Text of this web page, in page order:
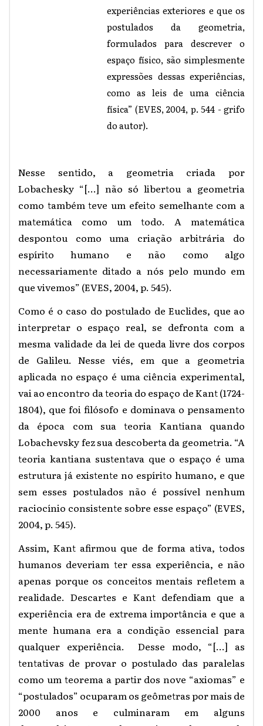
experiências exteriores e que os
postulados da geometria,
formulados para descrever o
espaço físico, são simplesmente
expressões dessas experiências,
como as leis de uma ciência
física” (EVES, 2004, p. 544 - grifo
do autor).
Nesse sentido, a geometria criada por
Lobachesky “[...] não só libertou a geometria
como também teve um efeito semelhante com a
matemática como um todo. A matemática
despontou como uma criação arbitrária do
espírito humano e não como algo
necessariamente ditado a nós pelo mundo em
que vivemos” (EVES, 2004, p. 545).
Como é o caso do postulado de Euclides, que ao
interpretar o espaço real, se defronta com a
mesma validade da lei de queda livre dos corpos
de Galileu. Nesse viés, em que a geometria
aplicada no espaço é uma ciência experimental,
vai ao encontro da teoria do espaço de Kant (1724-
1804), que foi filósofo e dominava o pensamento
da época com sua teoria Kantiana quando
Lobachevsky fez sua descoberta da geometria. “A
teoria kantiana sustentava que o espaço é uma
estrutura já existente no espírito humano, e que
sem esses postulados não é possível nenhum
raciocínio consistente sobre esse espaço” (EVES,
2004, p. 545).
Assim, Kant afirmou que de forma ativa, todos
humanos deveriam ter essa experiência, e não
apenas porque os conceitos mentais refletem a
realidade. Descartes e Kant defendiam que a
experiência era de extrema importância e que a
mente humana era a condição essencial para
qualquer experiência. Desse modo, “[...] as
tentativas de provar o postulado das paralelas
como um teorema a partir dos nove “axiomas” e
“postulados” ocuparam os geômetras por mais de
2000 anos e culminaram em alguns